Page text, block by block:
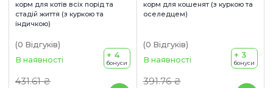
корм для котів всіх порід та
стадій життя (з куркою та
індичкою)
(0 Відгуків)
В наявності
431.61 ₴
+ 4
бонуси
корм для кошенят (з куркою та
оселедцем)
(0 Відгуків)
В наявності
391.76 ₴
+ 3
бонуси